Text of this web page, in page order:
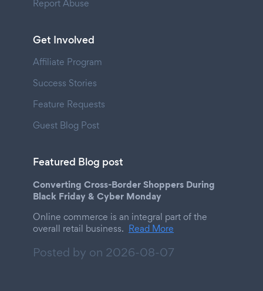
Report Abuse
Get Involved
Affiliate Program
Success Stories
Feature Requests
Guest Blog Post
Featured Blog post
Converting Cross-Border Shoppers During
Black Friday & Cyber Monday
Online commerce is an integral part of the
overall retail business. Read More
Posted by on 2026-08-07